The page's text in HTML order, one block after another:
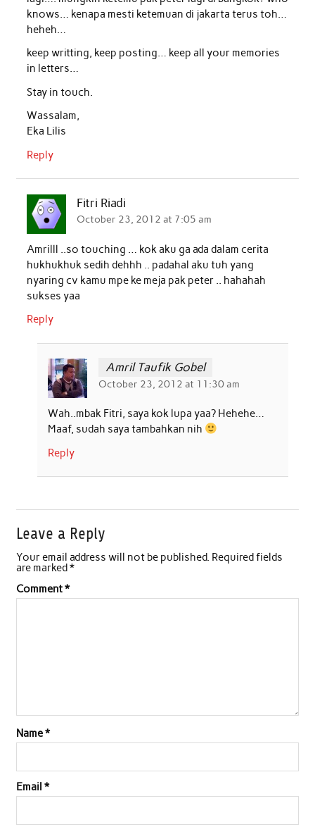
knows… kenapa mesti ketemuan di jakarta terus toh…
heheh…
keep writting, keep posting… keep all your memories
in letters…
Stay in touch.
Wassalam,
Eka Lilis
Reply
Fitri Riadi
October 23, 2012 at 7:05 am
Amrilll ..so touching … kok aku ga ada dalam cerita
hukhukhuk sedih dehhh .. padahal aku tuh yang
nyaring cv kamu mpe ke meja pak peter .. hahahah
sukses yaa
Reply
Amril Taufik Gobel
October 23, 2012 at 11:30 am
Wah..mbak Fitri, saya kok lupa yaa? Hehehe…
Maaf, sudah saya tambahkan nih
Reply
Leave a Reply
Your email address will not be published. Required fields
are marked*
Comment*
Name*
Email *